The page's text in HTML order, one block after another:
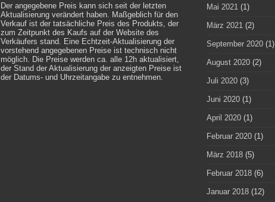
Der angegebene Preis kann sich seit der letzten
Aktualisierung verändert haben. Maßgeblich für den
Verkauf ist der tatsächliche Preis des Produkts, der
zum Zeitpunkt des Kaufs auf der Website des
Verkäufers stand. Eine Echtzeit-Aktualisierung der
vorstehend angegebenen Preise ist technisch nicht
möglich. Die Preise werden ca. alle 12h aktualisiert,
der Stand der Aktualisierung der anzeigten Preise ist
der Datums- und Uhrzeitangabe zu entnehmen.
Mai 2021 (1)
März 2021 (2)
September 2020(1)
August 2020(2)
Juli 2020(3)
Juni 2020(1)
April 2020(1)
Februar 2020(1)
März 2018(5)
Februar 2018(6)
Januar 2018(12)